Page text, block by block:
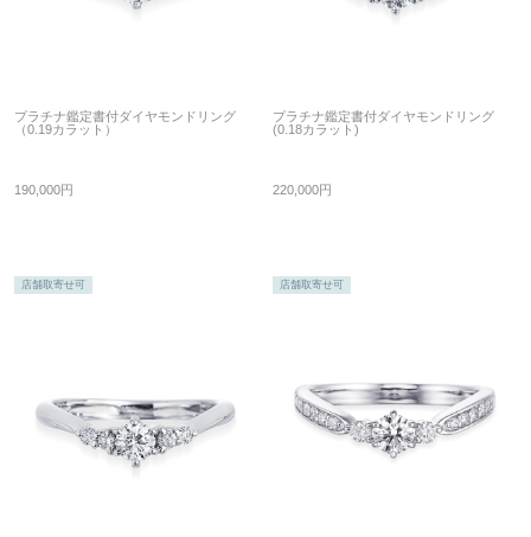
プラチナ鑑定書付ダイヤモンドリング
（0.19カラット）
190,000円
プラチナ鑑定書付ダイヤモンドリング
(0.18カラット)
220,000円
店舗取寄せ可 店舗取寄せ可